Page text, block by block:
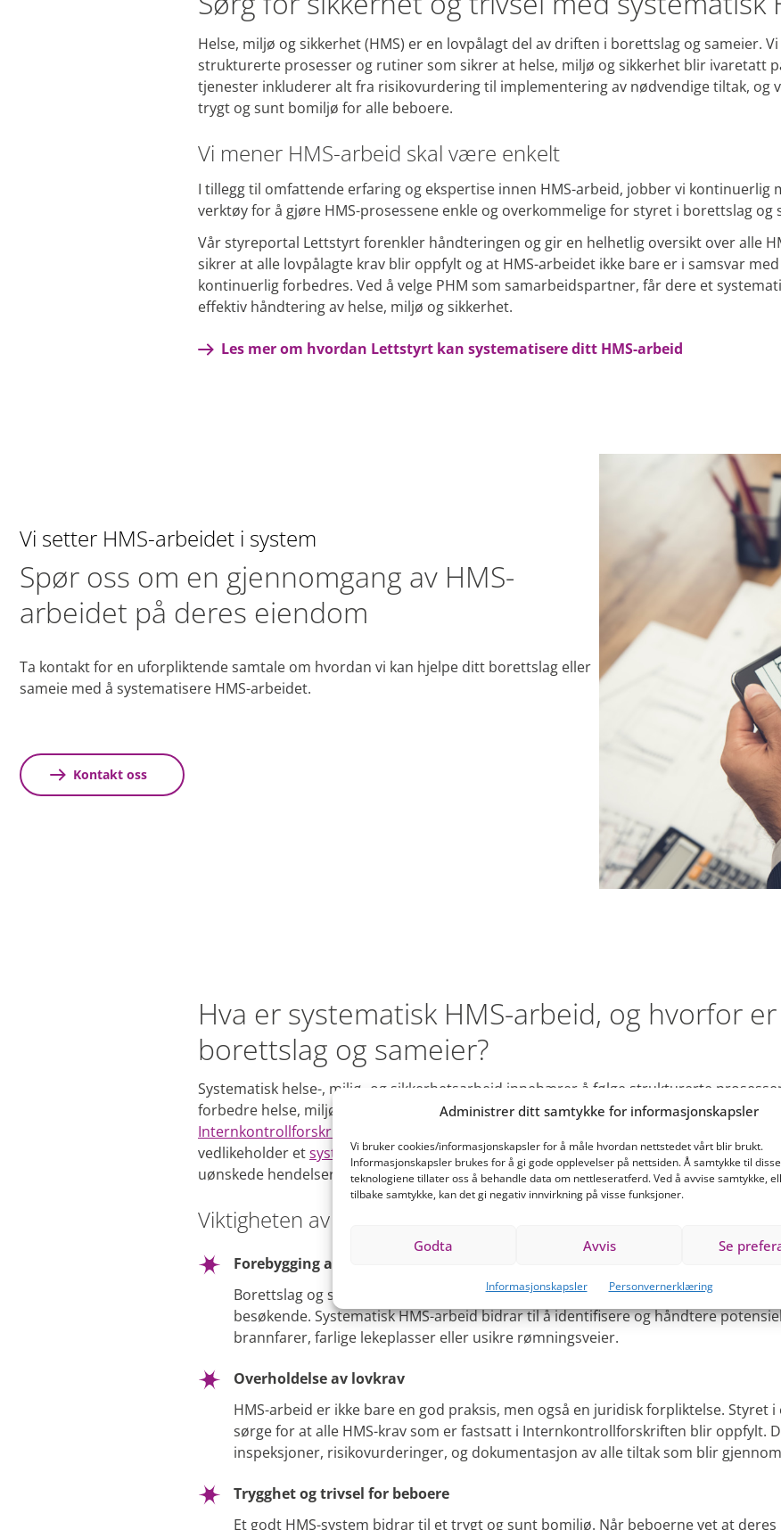
Administrer ditt samtykke for informasjonskapsler
Vi bruker cookies/informasjonskapsler for å måle hvordan nettstedet vårt blir brukt.
Informasjonskapsler brukes for å gi gode opplevelser på nettsiden. Å samtykke til disse
teknologiene tillater oss å behandle data om nettleseratferd. Ved å avvise samtykke,
tilbake samtykke, kan det gi negativ innvirkning på visse funksjoner.
Godta Avvis Se
Informasjonskapsler Personvernerklæring
Helse, miljø og sikkerhet (HMS) er en lovpålagt del av driften i borettslag og sameier.
strukturerte prosesser og rutiner som sikrer at helse, miljø og sikkerhet blir ivaretatt
tjenester inkluderer alt fra risikovurdering til implementering av nødvendige tiltak, og
trygt og sunt bomiljø for alle beboere.
Vi mener HMS-arbeid skal være enkelt
I tillegg til omfattende erfaring og ekspertise innen HMS-arbeid, jobber vi kontinuerlig
verktøy for å gjøre HMS-prosessene enkle og overkommelige for styret i borettslag og
Vår styreportal Lettstyrt forenkler håndteringen og gir en helhetlig oversikt over alle
sikrer at alle lovpålagte krav blir oppfylt og at HMS-arbeidet ikke bare er i samsvar
kontinuerlig forbedres. Ved å velge PHM som samarbeidspartner, får dere et
effektiv håndtering av helse, miljø og sikkerhet.
Les mer om hvordan Lettstyrt kan systematisere ditt HMS-arbeid
Vi setter HMS-arbeidet i system
Spør oss om en gjennomgang av HMS-
arbeidet på deres eiendom
Ta kontakt for en uforpliktende samtale om hvordan vi kan hjelpe ditt borettslag eller
sameie med å systematisere HMS-arbeidet.
Kontakt oss
Hva er systematisk HMS-arbeid, og hvorfor
borettslag og sameier?
Systematisk helse-, miljø- og sikkerhetsarbeid innebærer å følge strukturerte
forbedre helse, miljø og sikkerhet innen en organisasjon eller virksomhet. Dette
Internkontrollforskriften
, som krever at alle virksomheter – inkludert borettslag og
vedlikeholder etsystem for internkontroll. I praksis betyr dette at styret i
uønskede hendelser som kan oppstå, og gjennomføre tiltak for å hindre at det skjer.
Viktigheten av systematisk HMS-arbeid for borettslag og
Forebygging av ulykker og skader
Borettslag og sameier er ansvarlige for å sikre at fellesarealer og
besøkende. Systematisk HMS-arbeid bidrar til å identifisere og håndtere
brannfarer, farlige lekeplasser eller usikre rømningsveier.
Overholdelse av lovkrav
HMS-arbeid er ikke bare en god praksis, men også en juridisk forpliktelse. Styret
sørge for at alle HMS-krav som er fastsatt i Internkontrollforskriften blir oppfylt.
inspeksjoner, risikovurderinger, og dokumentasjon av alle tiltak som blir
Trygghet og trivsel for beboere
Et godt HMS-system bidrar til et trygt og sunt bomiljø. Når beboerne vet at